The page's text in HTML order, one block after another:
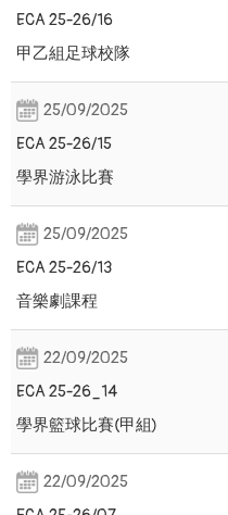
ECA 25-26/16
甲乙組足球校隊
25/09/2025
ECA 25-26/15
學界游泳比賽
25/09/2025
ECA 25-26/13
音樂劇課程
22/09/2025
ECA 25-26_14
學界籃球比賽(甲組)
22/09/2025